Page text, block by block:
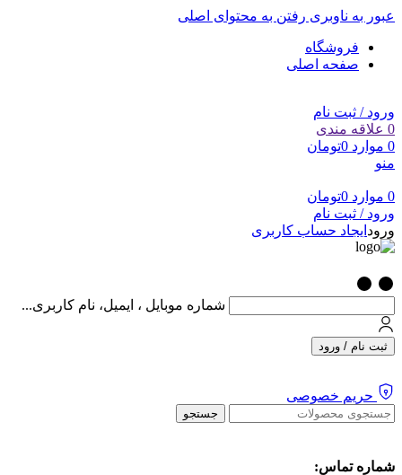
عبور به ناوبری رفتن به محتوای اصلی
فروشگاه
صفحه اصلی
ورود / ثبت نام
0 علاقه مندی
0 موارد 0تومان
منو
0 موارد 0تومان
ورود / ثبت نام
ورود ایجاد حساب کاربری
شماره موبایل ، ایمیل، نام کاربری...
ثبت نام / ورود
حریم خصوصی
جستجو
شماره تماس: